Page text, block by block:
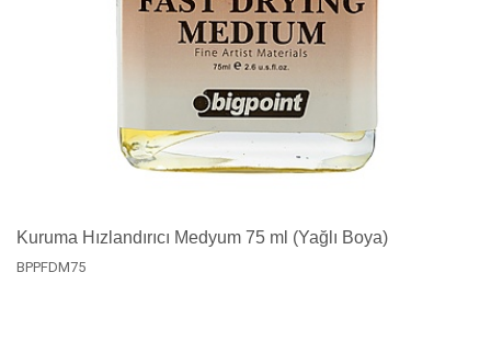
Kuruma Hızlandırıcı Medyum 75 ml (Yağlı Boya)
BPPFDM75